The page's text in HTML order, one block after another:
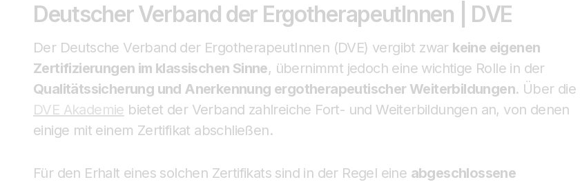
Deutscher Verband der ErgotherapeutInnen | DVE
Der Deutsche Verband der ErgotherapeutInnen (DVE) vergibt zwar keine eigenen
Zertifizierungen im klassischen Sinne, übernimmt jedoch eine wichtige Rolle in der
Qualitätssicherung und Anerkennung ergotherapeutischer Weiterbildungen. Über die
DVE Akademie bietet der Verband zahlreiche Fort- und Weiterbildungen an, von denen
einige mit einem Zertifikat abschließen.
Für den Erhalt eines solchen Zertifikats sind in der Regel eine abgeschlossene